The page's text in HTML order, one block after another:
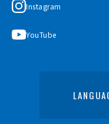
Instagram
YouTube